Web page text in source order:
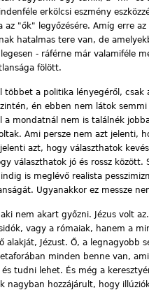
erkölcsi eszmény
"ők" legyőzésére. Amíg erre
hatalmas tere van, de
- ráférne már valamiféle
fölött.
többet a politika lényegéről,
én ebben nem látok
mondatnál nem is találnék
Ami persze nem azt jelenti,
azt, hogy választhatok
választhatok jó és rossz között.
is meglévő realista
Ugyanakkor ez messze
nem akart győzni. Jézus volt
vagy a rómaiak, hanem a
alakját, Jézust. Ő, a legnagyobb
minden benne van,
tudni lehet. És még a
nagyban hozzájárult, hogy